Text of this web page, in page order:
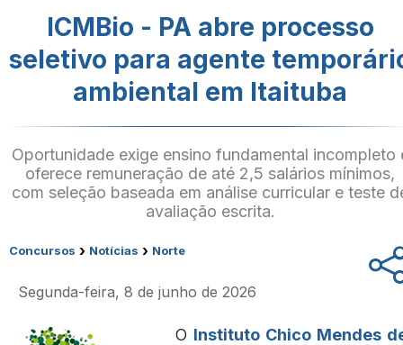
ICMBio - PA abre processo
seletivo para agente
ambiental em Itaituba
Oportunidade exige ensino fundamental incompleto
oferece remuneração de até 2,5 salários mínimos,
com seleção baseada em análise curricular e teste
avaliação escrita.
Concursos › Notícias › Norte
Segunda-feira, 8 de junho de 2026
O Instituto Chico Mendes